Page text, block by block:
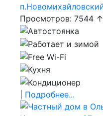
Просмотров: 7544 ↑
Подробнее...